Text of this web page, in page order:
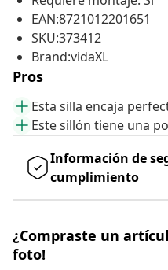
EAN:8721012201651
SKU:373412
Brand:vidaXL
Pros
Esta silla encaja
Este sillón tiene una
Información de
cumplimiento
¿Compraste un
foto!